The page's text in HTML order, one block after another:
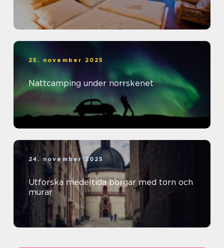
25. november 2025
Nattcamping under norrskenet
24. november 2025
Utforska medeltida borgar med torn och
murar